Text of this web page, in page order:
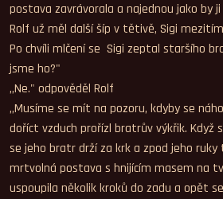
postava zavrávorala a najednou jako by
Rolf už měl další šíp v tětivě, Sigi
Po chvíli mlčení se Sigi zeptal staršího
jsme ho?"
,,Ne." odpověděl Rolf
,,Musíme se mít na pozoru, kdyby se
doříct vzduch prořízl bratrův výkřik. Když
se jeho bratr drží za krk a zpod jeho
mrtvolná postava s hnijícím masem na
uspoupila několik kroků do zadu a opět